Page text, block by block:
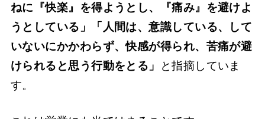
ねに『快楽』を得ようとし、『痛み』を避けよ
うとしている」「人間は、意識している、して
いないにかかわらず、快感が得られ、苦痛が避
けられると思う行動をとる」
と指摘していま
す。